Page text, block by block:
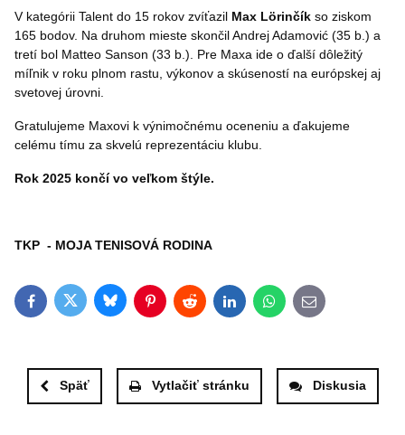
V kategórii Talent do 15 rokov zvíťazil Max Lörinčík so ziskom
165 bodov. Na druhom mieste skončil Andrej Adamović (35 b.) a
tretí bol Matteo Sanson (33 b.). Pre Maxa ide o ďalší dôležitý
míľnik v roku plnom rastu, výkonov a skúseností na európskej aj
svetovej úrovni.
Gratulujeme Maxovi k výnimočnému oceneniu a ďakujeme
celému tímu za skvelú reprezentáciu klubu.
Rok 2025 končí vo veľkom štýle.
TKP - MOJA TENISOVÁ RODINA
FacebookTwitterBlueskyPinterestRedditLinkedInWhatsApp
E-mail
Späť Vytlačiť stránku Diskusia